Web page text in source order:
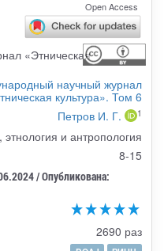
Open Access
научный журнал
культура». Том 6
Петров И. Г. 1
и антропология
8-15
/ Опубликована:
2690 раз